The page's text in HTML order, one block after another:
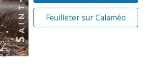
Feuilleter sur Calaméo